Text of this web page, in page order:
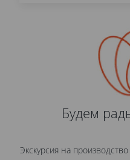
Будем
Экскурсия на